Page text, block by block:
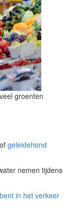
groenten
of geleidehond
nemen tijdens
in het verkeer